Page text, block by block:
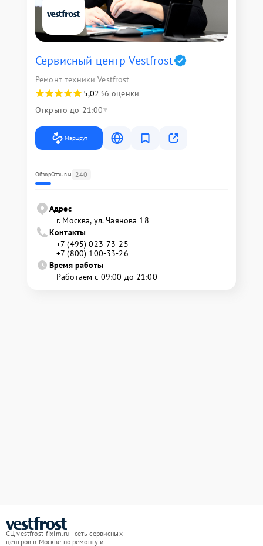
Сервисный центр Vestfrost
Ремонт техники Vestfrost
5,0236 оценки
Открыто до 21:00
Маршрут
ОбзорОтзывы 240
Адрес
г. Москва, ул. Чаянова 18
Контакты
+7 (495) 023-73-25
+7 (800) 100-33-26
Время работы
Работаем с 09:00 до 21:00
СЦ vestfrost-fixim.ru - сеть сервисных
центров в Москве по ремонту и